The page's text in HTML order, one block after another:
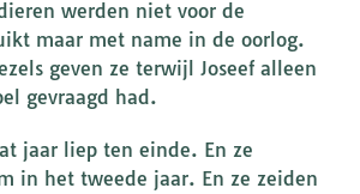
werden niet voor de
maar met name in de oorlog.
geven ze terwijl Joseef alleen
gevraagd had.
jaar liep ten einde. En ze
in het tweede jaar. En ze zeiden